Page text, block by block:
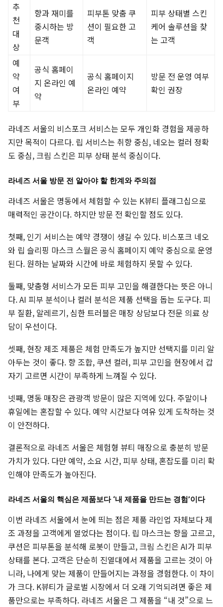
추
천
대
상
향과 재미를
중시하는 방
문객
피부톤 맞춤 쿠
션이 필요한 고
객
피부 상태별 스킨
케어 솔루션을 찾
는 고객
예
약
여
부
공식 홈페이
지 온라인 예
약
공식 홈페이지
온라인 예약
방문 전 운영 여부
확인 권장
라네즈 서울의 비스포크 서비스는 모두 개인화 경험을 제공하
지만 목적이 다르다. 립 서비스는 취향 중심, 네오는 컬러 정확
도 중심, 크림 스킨은 피부 상태 분석 중심이다.
라네즈 서울 방문 전 알아야 할 한계와 주의점
라네즈 서울은 명동에서 체험할 수 있는 K뷰티 플래그십으로
매력적인 공간이다. 하지만 방문 전 확인할 점도 있다.
첫째, 인기 서비스는 예약 경쟁이 생길 수 있다. 비스포크 네오
와 립 슬리핑 마스크 스월은 공식 홈페이지 예약 중심으로 운영
된다. 원하는 날짜와 시간에 바로 체험하지 못할 수 있다.
둘째, 맞춤형 서비스가 모든 피부 고민을 해결한다는 뜻은 아니
다. AI 피부 분석이나 컬러 분석은 제품 선택을 돕는 도구다. 피
부 질환, 알레르기, 심한 트러블은 매장 상담보다 전문 의료 상
담이 우선이다.
셋째, 현장 제조 제품은 체험 만족도가 높지만 선택지를 미리 알
아두는 것이 좋다. 향 조합, 쿠션 컬러, 피부 고민을 현장에서 갑
자기 고르면 시간이 부족하게 느껴질 수 있다.
넷째, 명동 매장은 관광객 방문이 많은 지역에 있다. 주말이나
휴일에는 혼잡할 수 있다. 예약 시간보다 여유 있게 도착하는 것
이 안전하다.
결론적으로 라네즈 서울은 체험형 뷰티 매장으로 충분히 방문
가치가 있다. 다만 예약, 소요 시간, 피부 상태, 혼잡도를 미리 확
인해야 만족도가 높아진다.
라네즈 서울의 핵심은 제품보다 ‘내 제품을 만드는 경험’이다
이번 라네즈 서울에서 눈에 띄는 점은 제품 라인업 자체보다 제
조 과정을 고객에게 열었다는 점이다. 립 마스크는 향을 고르고,
쿠션은 피부톤을 분석해 로봇이 만들고, 크림 스킨은 AI가 피부
상태를 본다. 고객은 단순히 진열대에서 제품을 고르는 것이 아
니라, 나에게 맞는 제품이 만들어지는 과정을 경험한다. 이 차이
가 크다. K뷰티가 글로벌 시장에서 더 오래 기억되려면 좋은 제
품만으로는 부족하다. 라네즈 서울은 그 제품을 “내 것”으로 느